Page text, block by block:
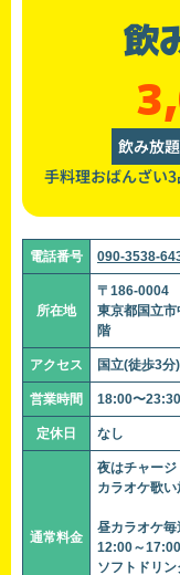
飲
飲み放
手料理おばんざい
電話番号 090-3538-
所在地
〒186-0004
東京都国立
階
アクセス 国立(徒歩3分)
営業時間 18:00〜23:30
定休日 なし
通常料金
夜はチャー
カラオケ歌
昼カラオケ毎
12:00～17:00
ソフトドリ